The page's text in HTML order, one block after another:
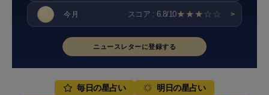
今月 スコア : 6.8/10★★★☆☆ >
ニュースレターに登録する
毎日の星占い
明日の星占い